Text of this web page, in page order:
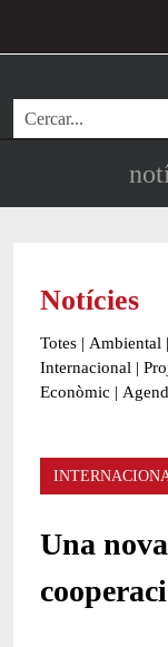
Cerca
Notícies
Totes | Ambiental |
Internacional |
Econòmic |
Àmbit de la
Una